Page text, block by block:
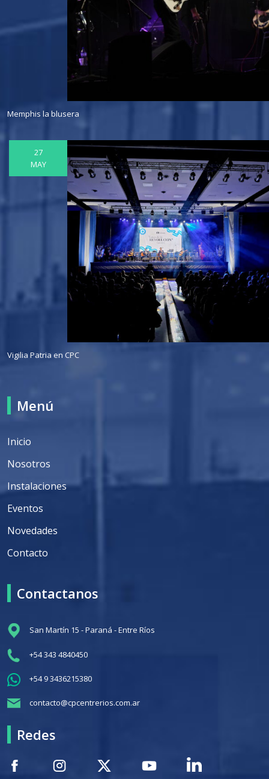
Memphis la blusera
27
MAY
Vigilia Patria en CPC
Menú
Inicio
Nosotros
Instalaciones
Eventos
Novedades
Contacto
Contactanos
San Martín 15 - Paraná - Entre Ríos
+54 343 4840450
+54 9 3436215380
contacto@cpcentrerios.com.ar
Redes